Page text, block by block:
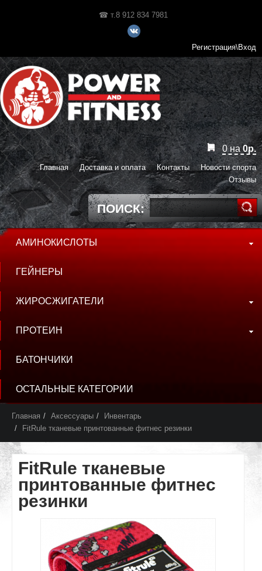
☎ т.8 912 834 7981
Регистрация\Вход
0на0р.
Главная Доставка и оплата Контакты
Новости спорта
Отзывы
ПОИСК:
АМИНОКИСЛОТЫ
ГЕЙНЕРЫ
ЖИРОСЖИГАТЕЛИ
ПРОТЕИН
БАТОНЧИКИ
ОСТАЛЬНЫЕ КАТЕГОРИИ
Главная Аксессуары
Инвентарь
FitRule тканевые принтованные фитнес резинки
FitRule тканевые
принтованные фитнес
резинки